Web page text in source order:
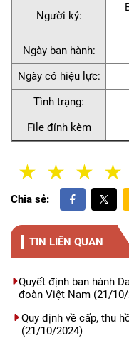
Người ký:
Ngày ban hành:
Ngày có hiệu lực:
Tình trạng:
File đính kèm
3
2 Sao
1 Sao
Chia sẻ:
TIN LIÊN QUAN
Quyết định ban hành
đoàn Việt Nam (21/
Quy định về cấp, thu
(21/10/2024)